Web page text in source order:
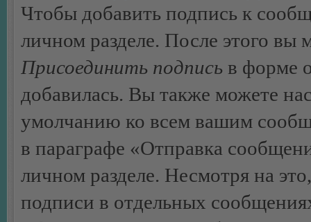
Чтобы добавить подпись к
личном разделе. После этого
Присоединить подпись в форме
добавилась. Вы также можете
умолчанию ко всем вашим
в параграфе «Отправка
личном разделе. Несмотря на
подписи в отдельных